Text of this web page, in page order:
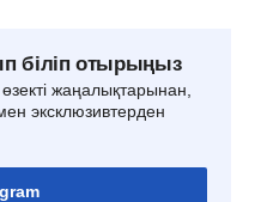
біліп отырыңыз
жаңалықтарынан,
эксклюзивтерден